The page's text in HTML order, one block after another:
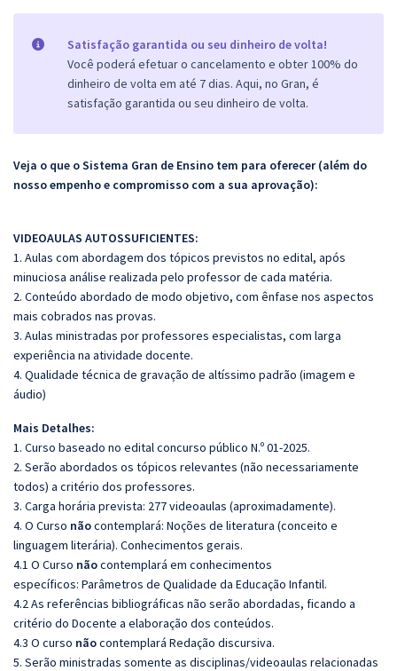
Satisfação garantida ou seu dinheiro de volta!
Você poderá efetuar o cancelamento e obter 100% do
dinheiro de volta em até 7 dias. Aqui, no Gran, é
satisfação garantida ou seu dinheiro de volta.
Veja o que o Sistema Gran de Ensino tem para oferecer (além do
nosso empenho e compromisso com a sua aprovação):
VIDEOAULAS AUTOSSUFICIENTES:
1. Aulas com abordagem dos tópicos previstos no edital, após
minuciosa análise realizada pelo professor de cada matéria.
2. Conteúdo abordado de modo objetivo, com ênfase nos aspectos
mais cobrados nas provas.
3. Aulas ministradas por professores especialistas, com larga
experiência na atividade docente.
4. Qualidade técnica de gravação de altíssimo padrão (imagem e
áudio)
Mais Detalhes:
1. Curso baseado no edital concurso público N.º 01-2025.
2. Serão abordados os tópicos relevantes (não necessariamente
todos) a critério dos professores.
3. Carga horária prevista: 277 videoaulas (aproximadamente).
4. O Curso nãocontemplará: Noções de literatura (conceito e
linguagem literária). Conhecimentos gerais.
4.1 O Curso nãocontemplará em conhecimentos
específicos: Parâmetros de Qualidade da Educação Infantil.
4.2 As referências bibliográficas não serão abordadas, ficando a
critério do Docente a elaboração dos conteúdos.
4.3 O curso nãocontemplará Redação discursiva.
5. Serão ministradas somente as disciplinas/videoaulas relacionadas